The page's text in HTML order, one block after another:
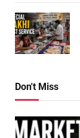
Don't Miss